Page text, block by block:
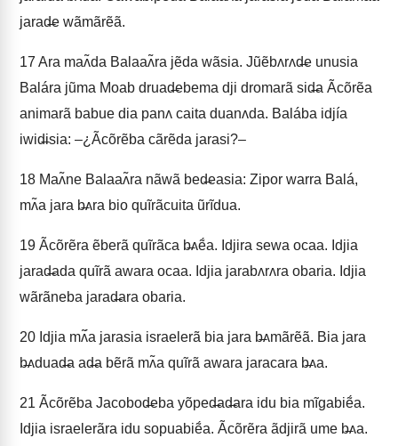
jarad̶e wãmãrẽã.
17 Ara maʌ̃da Balaaʌ̃ra jẽda wãsia. Jũẽbʌrʌd̶e unusia
Balára jũma Moab druad̶ebema dji dromarã sid̶a Ãcõrẽa
animarã babue dia panʌ caita duanʌda. Balába idjía
iwid̶isia: –¿Ãcõrẽba cãrẽda jarasi?–
18 Maʌ̃ne Balaaʌ̃ra nãwã bed̶easia: Zipor warra Balá,
mʌ̃a jara b̶ʌra bio quĩrãcuita ũrĩdua.
19 Ãcõrẽra ẽberã quĩrãca b̶ʌẽ́a. Idjira sewa ocaa. Idjia
jarad̶ada quĩrã awara ocaa. Idjia jarabʌrʌra obaria. Idjia
wãrãneba jarad̶ara obaria.
20 Idjia mʌ̃́a jarasia israelerã bia jara b̶ʌmãrẽã. Bia jara
b̶ʌduad̶a ad̶a bẽrã mʌ̃a quĩrã awara jaracara b̶ʌa.
21 Ãcõrẽba Jacobod̶eba yõped̶ad̶ara idu bia mĩgabiẽ́a.
Idjia israelerãra idu sopuabiẽ́a. Ãcõrẽra ãdjirã ume b̶ʌa.